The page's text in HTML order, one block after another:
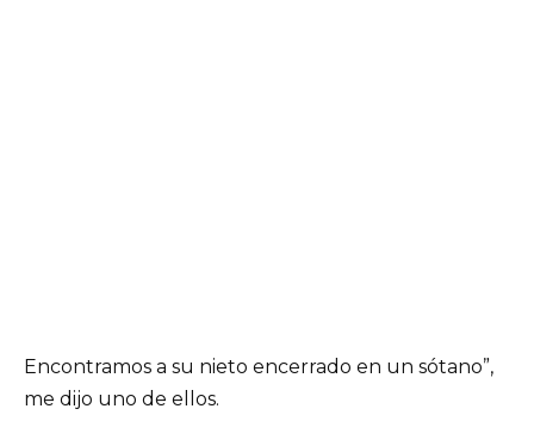
Encontramos a su nieto encerrado en un sótano”,
me dijo uno de ellos.